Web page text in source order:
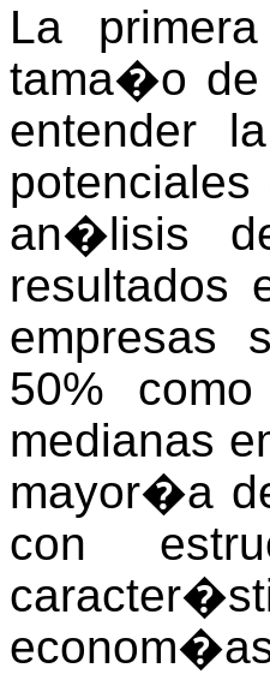
La
tama�o de
entender
an�lisis
resultados
empresas
50%
medianas
mayor�a
con